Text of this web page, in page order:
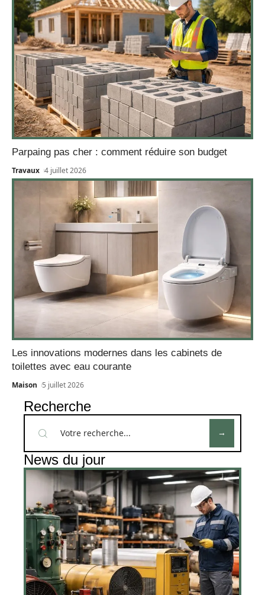
Parpaing pas cher : comment réduire son budget
Travaux 4 juillet 2026
Les innovations modernes dans les cabinets de
toilettes avec eau courante
Maison 5 juillet 2026
Recherche
News du jour